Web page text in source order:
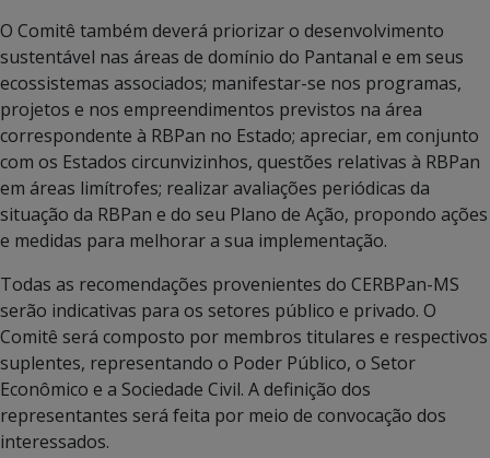
O Comitê também deverá priorizar o desenvolvimento
sustentável nas áreas de domínio do Pantanal e em seus
ecossistemas associados; manifestar-se nos programas,
projetos e nos empreendimentos previstos na área
correspondente à RBPan no Estado; apreciar, em conjunto
com os Estados circunvizinhos, questões relativas à RBPan
em áreas limítrofes; realizar avaliações periódicas da
situação da RBPan e do seu Plano de Ação, propondo ações
e medidas para melhorar a sua implementação.
Todas as recomendações provenientes do CERBPan-MS
serão indicativas para os setores público e privado. O
Comitê será composto por membros titulares e respectivos
suplentes, representando o Poder Público, o Setor
Econômico e a Sociedade Civil. A definição dos
representantes será feita por meio de convocação dos
interessados.